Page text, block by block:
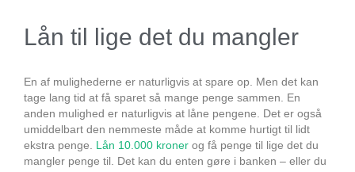
Lån til lige det du mangler
En af mulighederne er naturligvis at spare op. Men det kan
tage lang tid at få sparet så mange penge sammen. En
anden mulighed er naturligvis at låne pengene. Det er også
umiddelbart den nemmeste måde at komme hurtigt til lidt
ekstra penge. Lån 10.000 kroner og få penge til lige det du
mangler penge til. Det kan du enten gøre i banken – eller du